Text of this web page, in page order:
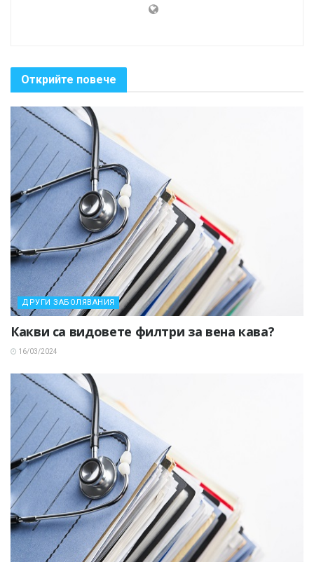
Открийте повече
ДРУГИ ЗАБОЛЯВАНИЯ
Какви са видовете филтри за вена кава?
16/03/2024